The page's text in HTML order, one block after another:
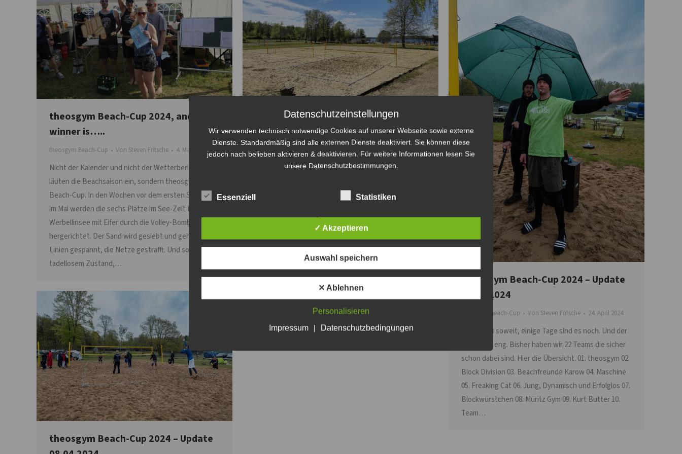
theosgym Beach-Cup 2024, and the
winner is…..
theosgym Beach-Cup Von Steven Fritsche 4. Mai 2024
Nicht der Kalender und nicht der Wetterbericht
läuten die Beachsaison ein, sondern theosgym
Beach-Cup. In den Wochen vor dem ersten Samstag
im Mai werden die sechs Plätze im See-Zeit Resort am
Werbellinsee mit Eifer durch die Volley-Bombas
hergerichtet. Der Sand wird gesiebt und geharkt, die
Linien gespannt, die Netze gestrafft. Und so, in
tadellosem Zustand,…
theosgym Beach-Cup 2024 – Update
30.04.2024 -AUSGEBUCHT-
theosgym Beach-Cup VonSteven Fritsche 30. April 2024
noch nie!!! Unglaublich, und es erreichen uns
Jahr um längen besser werden. Die Plätze sind auch
schon vorbereitet. Der Wanderpokal hat den Weg zu
uns auch gefunden, das Siegerteam vom letzten Jahr
kann leider nicht teilnehmen. Hier aber nun die…
theosgym Beach-Cup 2024 – Update
24.04.2024
theosgym Beach-Cup Von Steven Fritsche 24. April 2024
Bald ist es soweit, einige Tage sind es noch. Und der
Platz wird eng. Bisher haben wir 22 Teams die sicher
schon dabei sind. Hier die Übersicht. 01. theosgym 02.
Block Division 03. Beachfreunde Karow 04. Maschine
05. Freaking Cat 06. Jung, Dynamisch und Erfolglos 07.
Blockwürstchen 08. Müritz Gym 09. Kurt Butter 10.
Team…
theosgym Beach-Cup 2024 – Update
Datenschutzeinstellungen
Wir verwenden technisch notwendige Cookies auf unserer Webseite sowie externe
Dienste. Standardmäßig sind alle externen Dienste deaktiviert. Sie können diese
jedoch nach belieben aktivieren & deaktivieren. Für weitere Informationen lesen Sie
unsere Datenschutzbestimmungen.
Essenziell Statistiken
✓ Akzeptieren
Auswahl speichern
✕ Ablehnen
Personalisieren
Impressum
| Datenschutzbedingungen